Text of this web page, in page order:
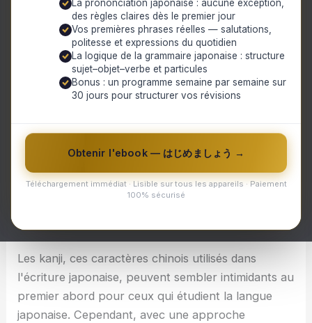
La prononciation japonaise : aucune exception,
des règles claires dès le premier jour
Vos premières phrases réelles — salutations,
politesse et expressions du quotidien
La logique de la grammaire japonaise : structure
sujet–objet–verbe et particules
Bonus : un programme semaine par semaine sur
30 jours pour structurer vos révisions
Obtenir l'ebook — はじめましょう →
Téléchargement immédiat · Lisible sur tous les appareils · Paiement
100% sécurisé
Table of Contents
Maîtriser les kanji : conseils pratiques pour les
francophones apprenant le japonais
Conseil 1 : Commencez par les bases
Conseil 2 : Utilisez-les dans des phrases simples
Conseil 3 : Pratiquez régulièrement
our approfondir v ot re apprent iss age e t gagner
en confiance au fil du temps.
Maîtriser les kanji : conseils pratiques pour les
Les kanji, ces caractères chinois utilisés dans
l'écriture japonaise, peuvent sembler intimidants au
premier abord pour ceux qui étudient la langue
japonaise. Cependant, avec une approche